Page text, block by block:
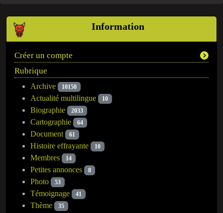
Information
Créer un compte
Rubrique
Archive 10150
Actualité multilingue 10
Biographie 2033
Cartographie 64
Document 61
Histoire effrayante 10
Membres 14
Petites annonces 8
Photo 53
Témoignage 41
Thème 35